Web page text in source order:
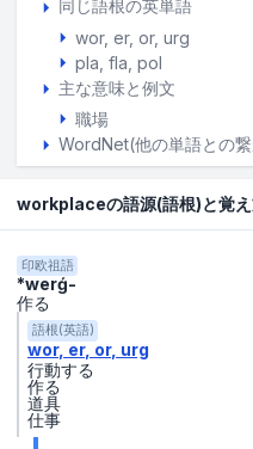
同じ語根の英単語
wor er or urg
pla fla pol
主な意味と例文
職場
WordNet(他の単語との
workplaceの語源(語根)と覚
印欧祖語
*werǵ-
作る
語根(英語)
wor er or urg
行動する
作る
道具
仕事